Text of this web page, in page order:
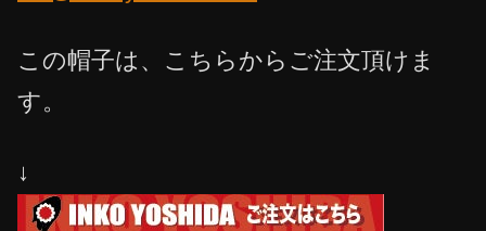
この帽子は、こちらからご注文頂けま
す。
↓